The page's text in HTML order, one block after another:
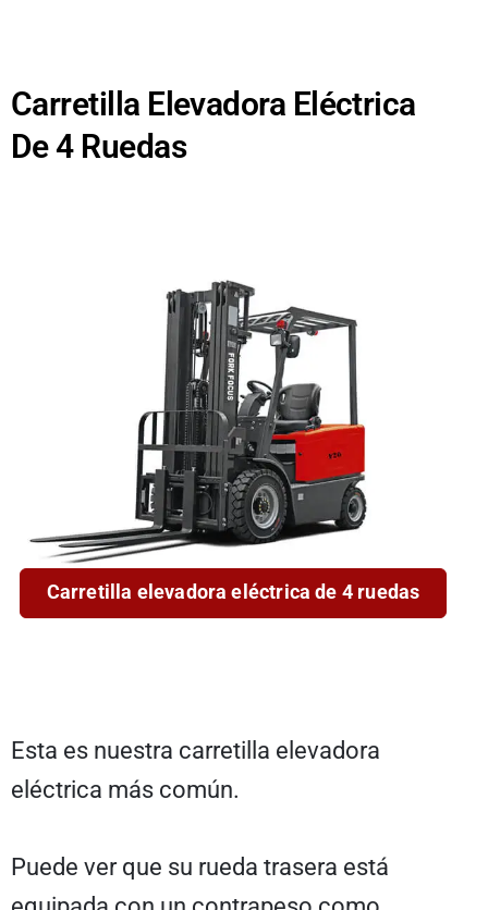
Carretilla Elevadora Eléctrica
De 4 Ruedas
Carretilla elevadora eléctrica de 4 ruedas
Esta es nuestra carretilla elevadora
eléctrica más común.
Puede ver que su rueda trasera está